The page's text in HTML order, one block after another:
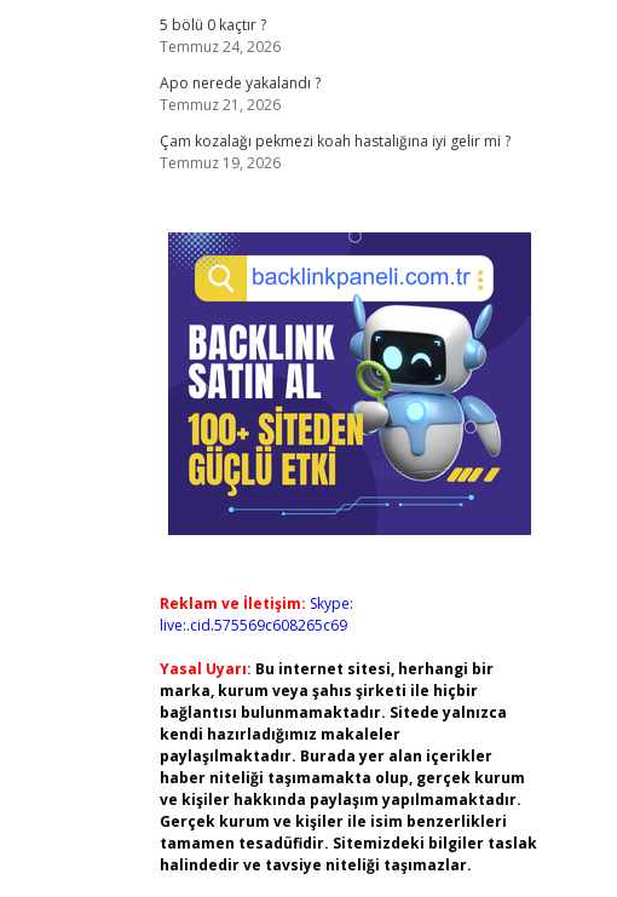
5 bölü 0 kaçtır ?
Temmuz 24, 2026
Apo nerede yakalandı ?
Temmuz 21, 2026
Çam kozalağı pekmezi koah hastalığına iyi gelir mi ?
Temmuz 19, 2026
Reklam ve İletişim: Skype:
live:.cid.575569c608265c69
Yasal Uyarı: Bu internet sitesi, herhangi bir
marka, kurum veya şahıs şirketi ile hiçbir
bağlantısı bulunmamaktadır. Sitede yalnızca
kendi hazırladığımız makaleler
paylaşılmaktadır. Burada yer alan içerikler
haber niteliği taşımamakta olup, gerçek kurum
ve kişiler hakkında paylaşım yapılmamaktadır.
Gerçek kurum ve kişiler ile isim benzerlikleri
tamamen tesadüfidir. Sitemizdeki bilgiler taslak
halindedir ve tavsiye niteliği taşımazlar.